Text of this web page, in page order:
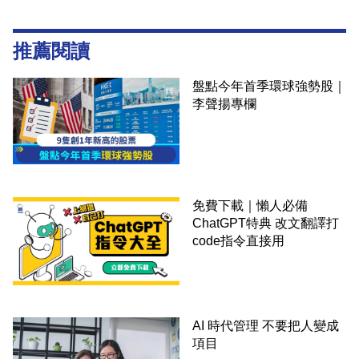
推薦閱讀
盤點今年首季環球強勢股｜
李聲揚專欄
免費下載｜懶人必備
ChatGPT特典 改文翻譯打
code指令直接用
AI 時代管理 不要把人變成
項目